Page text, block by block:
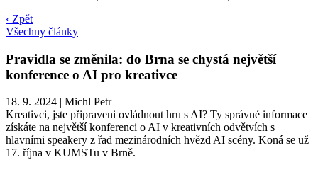
‹ Zpět
Všechny články
Pravidla se změnila: do Brna se chystá největší
konference o AI pro kreativce
18. 9. 2024 | Michl Petr
Kreativci, jste připraveni ovládnout hru s AI? Ty správné informace
získáte na největší konferenci o AI v kreativních odvětvích s
hlavními speakery z řad mezinárodních hvězd AI scény. Koná se už
17. října v KUMSTu v Brně.